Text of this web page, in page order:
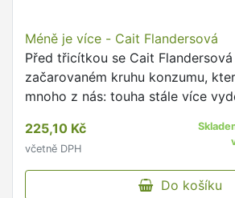
Méně je více - Cait Flandersová
Před třicítkou se Cait
začarovaném kruhu konzumu,
mnoho z nás: touha stále více
225,10 Kč
včetně DPH
Do košíku